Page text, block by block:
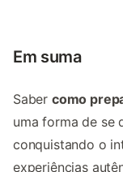
Em suma
Saber como
uma forma de se
conquistando o
experiências